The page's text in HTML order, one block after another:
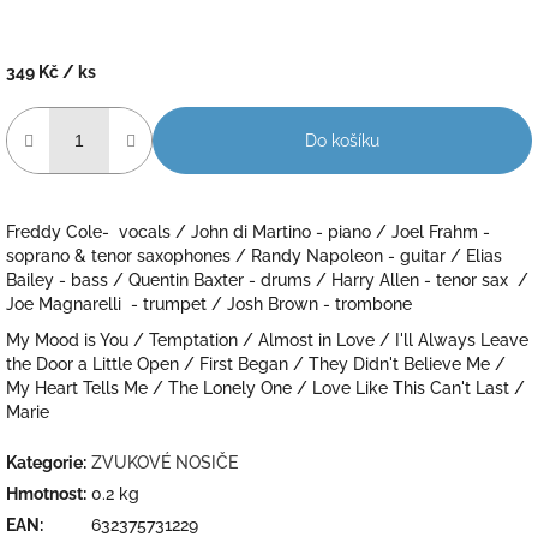
349 Kč / ks
cena:
Do košíku
Freddy Cole- vocals / John di Martino - piano / Joel Frahm -
soprano & tenor saxophones / Randy Napoleon - guitar / Elias
Bailey - bass / Quentin Baxter - drums / Harry Allen - tenor sax /
Joe Magnarelli - trumpet / Josh Brown - trombone
My Mood is You / Temptation / Almost in Love / I'll Always Leave
the Door a Little Open / First Began / They Didn't Believe Me /
My Heart Tells Me / The Lonely One / Love Like This Can't Last /
Marie
Kategorie: ZVUKOVÉ NOSIČE
Hmotnost: 0.2 kg
EAN : 632375731229